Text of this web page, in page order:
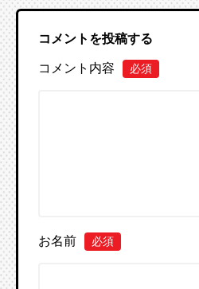
コメントを投稿する
コメント内容 必須
お名前 必須